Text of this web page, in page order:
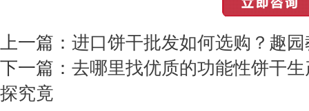
上一篇： 进口饼干批发如何选购？趣
下一篇： 去哪里找优质的功能性饼干
探究竟